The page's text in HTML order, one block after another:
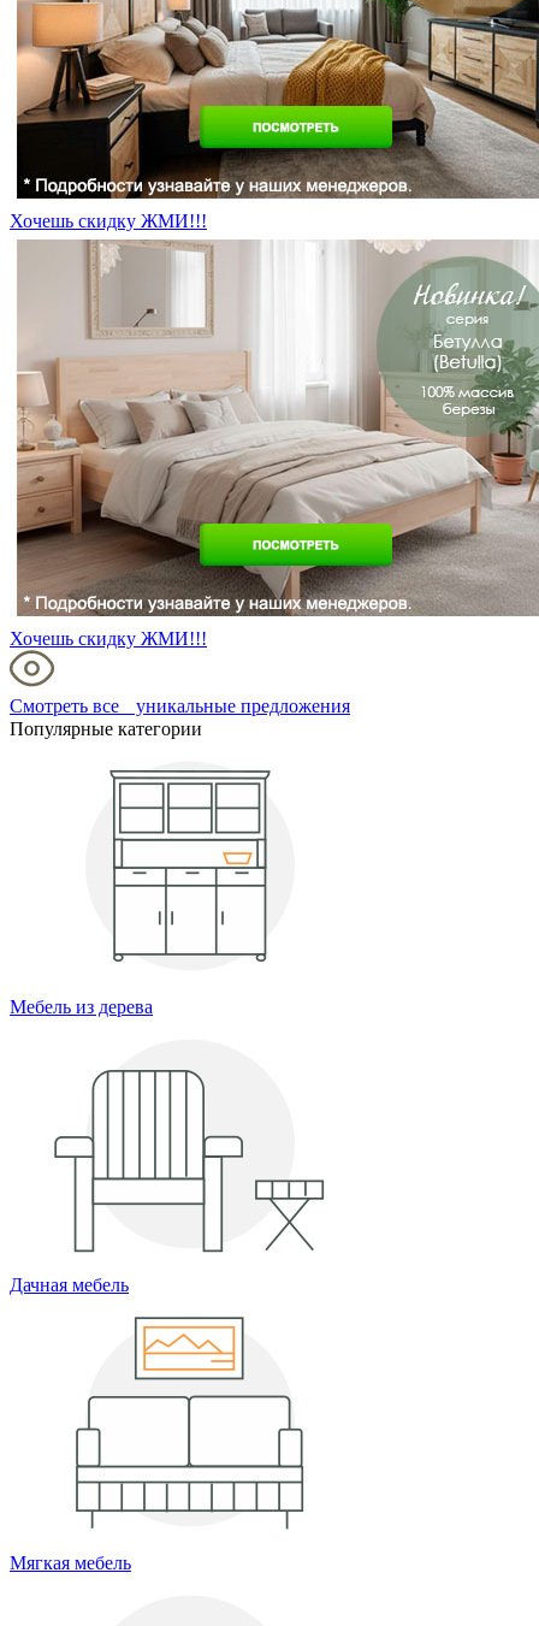
Хочешь скидку ЖМИ!!!
Хочешь скидку ЖМИ!!!
Смотреть все уникальные предложения
Популярные категории
Мебель из дерева
Дачная мебель
Мягкая мебель